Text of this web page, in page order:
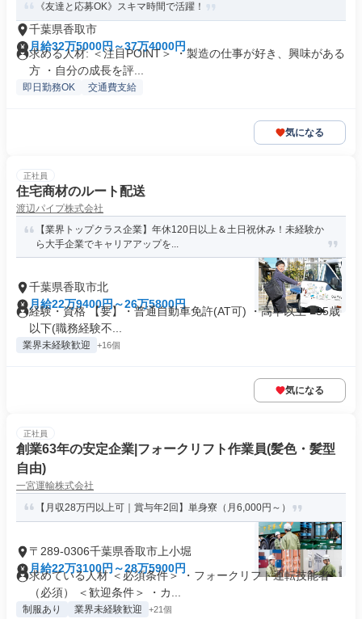
《友達と応募OK》スキマ時間で活躍！
千葉県香取市
月給32万5000円～37万4000円
求める人材: ＜注目POINT＞ ・製造の仕事が好き、興味がある
方 ・自分の成長を評...
即日勤務OK 交通費支給
気になる
正社員
住宅商材のルート配送
渡辺パイプ株式会社
【業界トップクラス企業】年休120日以上＆土日祝休み！未経験か
ら大手企業でキャリアアップを...
千葉県香取市北
月給22万9400円～26万5800円
経験・資格 【要】・普通自動車免許(AT可) ・高卒以上 ■35歳
以下(職務経験不...
業界未経験歓迎 +16個
気になる
正社員
創業63年の安定企業|フォークリフト作業員(髪色・髪型
自由)
一宮運輸株式会社
【月収28万円以上可｜賞与年2回】単身寮（月6,000円～）
〒289-0306千葉県香取市上小堀
月給22万3100円～28万5900円
求めている人材 ＜必須条件＞ ・フォークリフト運転技能者
（必須） ＜歓迎条件＞ ・カ...
制服あり 業界未経験歓迎 +21個